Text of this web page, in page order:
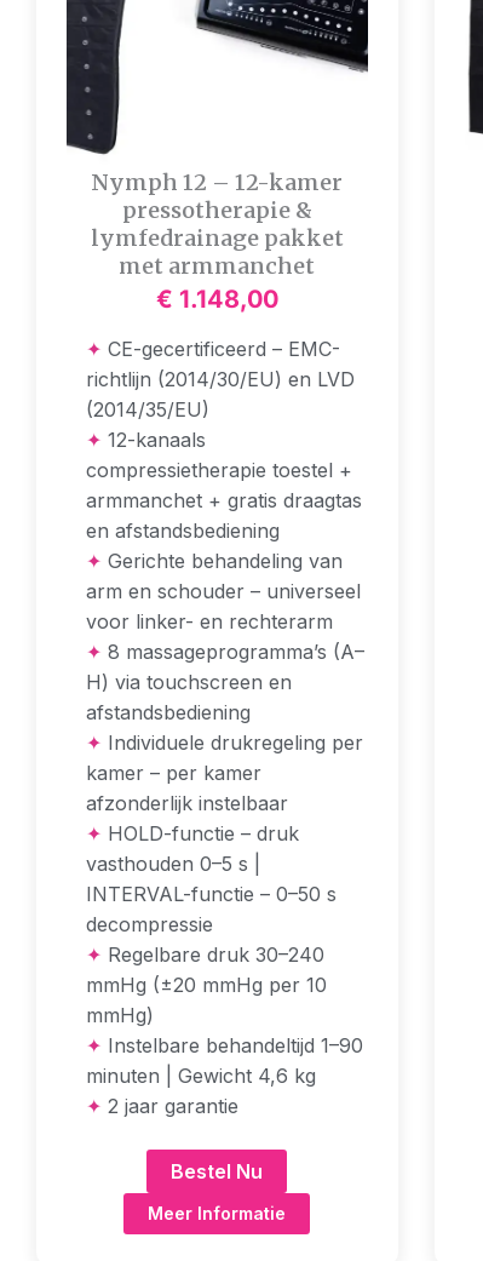
Nymph 12 – 12-kamer
pressotherapie &
lymfedrainage pakket
met armmanchet
€ 1.148,00
✦ CE-gecertificeerd – EMC-
richtlijn (2014/30/EU) en LVD
(2014/35/EU)
✦ 12-kanaals
compressietherapie toestel +
armmanchet + gratis draagtas
en afstandsbediening
✦ Gerichte behandeling van
arm en schouder – universeel
voor linker- en rechterarm
✦ 8 massageprogramma’s (A–
H) via touchscreen en
afstandsbediening
✦ Individuele drukregeling per
kamer – per kamer
afzonderlijk instelbaar
✦ HOLD-functie – druk
vasthouden 0–5 s |
INTERVAL-functie – 0–50 s
decompressie
✦ Regelbare druk 30–240
mmHg (±20 mmHg per 10
mmHg)
✦ Instelbare behandeltijd 1–90
minuten | Gewicht 4,6 kg
✦ 2 jaar garantie
Bestel Nu
Meer Informatie